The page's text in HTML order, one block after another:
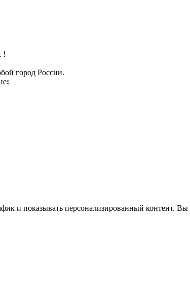
!
город России.
:
и показывать персонализированный контент.